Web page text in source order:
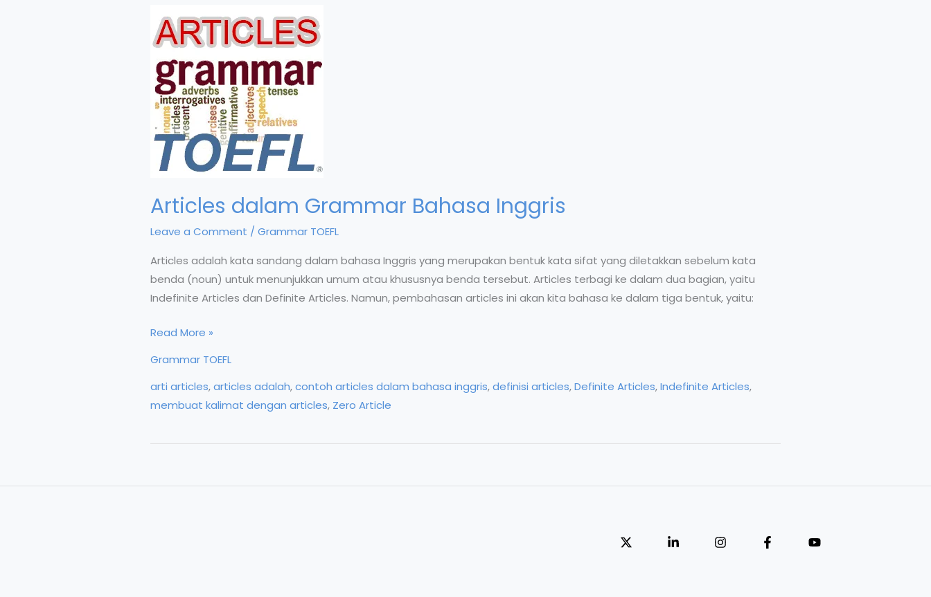
Articles dalam Grammar Bahasa Inggris
Leave a Comment / Grammar TOEFL
Articles adalah kata sandang dalam bahasa Inggris yang merupakan bentuk kata sifat yang diletakkan sebelum kata
benda (noun) untuk menunjukkan umum atau khususnya benda tersebut. Articles terbagi ke dalam dua bagian, yaitu
Indefinite Articles dan Definite Articles. Namun, pembahasan articles ini akan kita bahasa ke dalam tiga bentuk, yaitu:
Articles
Bahasa
Inggris
Read More »
Grammar TOEFL
arti articles,articles adalah,contoh articles dalam bahasa inggris,definisi articles,Definite Articles,Indefinite Articles,
membuat kalimat dengan articles, Zero Article